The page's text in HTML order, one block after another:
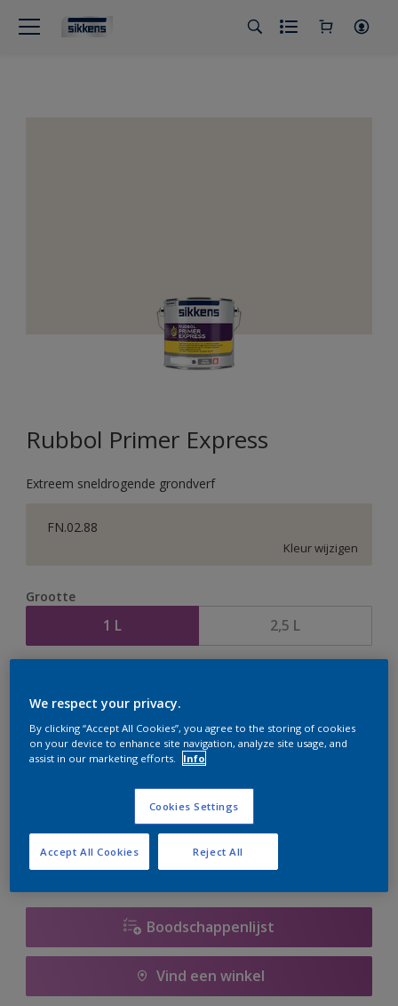
Rubbol Primer Express
Extreem sneldrogende grondverf
FN.02.88
Kleur wijzigen
Grootte
1 L 2,5 L
te bestellen. Houd de website in de gaten, we werken
er hard aan om de voorraad aan te vullen.
Boodschappenlijst
Vind een winkel
We respect your privacy.
By clicking “Accept All Cookies”, you agree to the storing of cookies
on your device to enhance site navigation, analyze site usage, and
assist in our marketing efforts.
Info
Cookies Settings
Reject All
Accept All Cookies